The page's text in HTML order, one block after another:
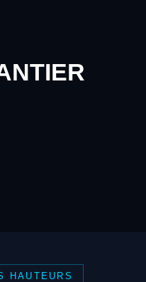
HAUTEURS